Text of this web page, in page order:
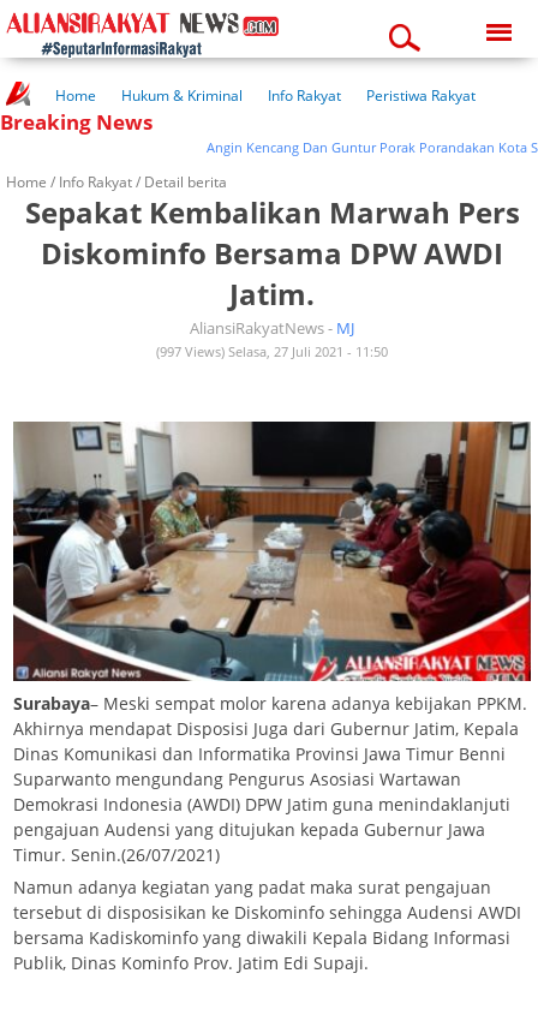
04:42:36 am
Home Hukum & Kriminal Info Rakyat
Peristiwa Rakyat
Kuliner Rakyat
Wisata Rakyat
Breaking News
Angin Kencang Dan Guntur Porak Porandakan Kota
Home / Info Rakyat/ Detail berita
Sepakat Kembalikan Marwah Pers
Diskominfo Bersama DPW AWDI
Jatim.
AliansiRakyatNews - MJ
(997 Views) Selasa, 27 Juli 2021 - 11:50
Surabaya– Meski sempat molor karena adanya kebijakan PPKM.
Akhirnya mendapat Disposisi Juga dari Gubernur Jatim, Kepala
Dinas Komunikasi dan Informatika Provinsi Jawa Timur Benni
Suparwanto mengundang Pengurus Asosiasi Wartawan
Demokrasi Indonesia (AWDI) DPW Jatim guna menindaklanjuti
pengajuan Audensi yang ditujukan kepada Gubernur Jawa
Timur. Senin.(26/07/2021)
Namun adanya kegiatan yang padat maka surat pengajuan
tersebut di disposisikan ke Diskominfo sehingga Audensi AWDI
bersama Kadiskominfo yang diwakili Kepala Bidang Informasi
Publik, Dinas Kominfo Prov. Jatim Edi Supaji.